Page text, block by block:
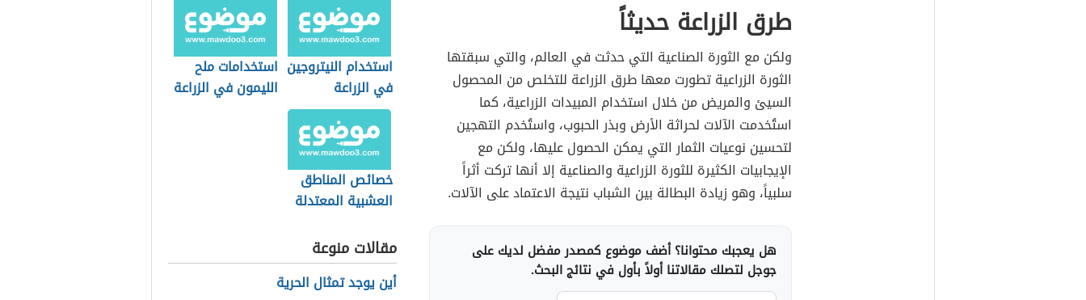
طرق الزراعة حديثاً
ولكن مع الثورة الصناعية التي حدثت في العالم، والتي سبقتها
الثورة الزراعية تطورت معها طرق الزراعة للتخلص من المحصول
السيئ والمريض من خلال استخدام المبيدات الزراعية، كما
استُخدمت الآلات لحراثة الأرض وبذر الحبوب، واستُخدم التهجين
لتحسين نوعيات الثمار التي يمكن الحصول عليها، ولكن مع
الإيجابيات الكثيرة للثورة الزراعية والصناعية إلا أنها تركت أثراً
سلبياً، وهو زيادة البطالة بين الشباب نتيجة الاعتماد على الآلات.
هل يعجبك محتوانا؟ أضف موضوع كمصدر مفضل لديك على
جوجل لتصلك مقالاتنا أولاً بأول في نتائج البحث.
استخدام النيتروجين
في الزراعة
استخدامات ملح
الليمون في الزراعة
خصائص المناطق
العشبية المعتدلة
مقالات منوعة
أين يوجد تمثال الحرية